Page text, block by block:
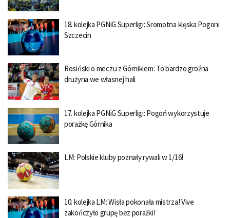
18. kolejka PGNiG Superligi: Sromotna klęska Pogoni
Szczecin
Rosiński o meczu z Górnikiem: To bardzo groźna
drużyna we własnej hali
17. kolejka PGNiG Superligi: Pogoń wykorzystuje
porażkę Górnika
LM: Polskie kluby poznały rywali w 1/16!
10. kolejka LM: Wisła pokonała mistrza! Vive
zakończyło grupę bez porażki!